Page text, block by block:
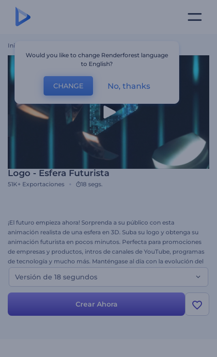
Inicio
Logo - Esfera Futurista
51K+ Exportaciones 18 segs.
¡El futuro empieza ahora! Sorprenda a su público con esta
animación realista de una esfera en 3D. Suba su logo y obtenga su
animación futurista en pocos minutos. Perfecta para promociones
de empresas y productos, intros de canales de YouTube, programas
de tecnología y mucho más. Manténgase al día con la evolución del
mundo de la tecnología con el 'Logo - Esfera Futurista'. ¡Pruébelo
ahora!
Versión de 18 segundos
Crear Ahora
Would you like to change Renderforest language
to English?
CHANGE No, thanks